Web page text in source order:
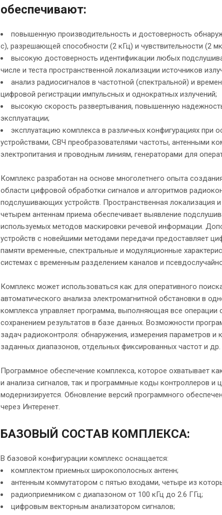
обеспечивают:
повышенную производительность и достоверность
с), разрешающей способности (2 кГц) и чувствительности (2
высокую достоверность идентификации любых
числе и теста пространственной локализации источников
анализ радиосигналов в частотной (спектральной) и
цифровой регистрации импульсных и однократных излучений;
высокую скорость развертывания, повышенную
эксплуатации;
эксплуатацию комплекса в различных конфигурациях
устройствами, СВЧ преобразователями частоты, антенными
электропитания и проводным линиям, генераторами для
Комплекс разработан на основе многолетнего опыта
области цифровой обработки сигналов и алгоритмов
подслушивающих устройств. Пространственная локализация
четырем антеннам приема обеспечивает выявление
используемых методов маскировки речевой информации.
устройств с новейшими методами передачи предоставляет
памяти временные, спектральные и модуляционные
системах с временным разделением каналов и
Комплекс может использоваться как для оперативного
автоматического анализа электромагнитной обстановки в
комплекса управляет программа, выполняющая все операции
сохранением результатов в базе данных. Возможности
задач радиоконтроля: обнаружения, измерения параметров
заданных диапазонов, отдельных фиксированных частот и др.
Программное обеспечение комплекса, которое охватывает
и анализа сигналов, так и программные коды контроллеров и
модернизируется. Обновление версий программного
через Интеренет.
БАЗОВЫЙ СОСТАВ КОМПЛЕКСА:
В базовой конфигурации комплекс оснащается:
комплектом приемных широкополосных антенн;
антенным коммутатором с пятью входами, четыре из
радиоприемником с диапазоном от 100 кГц до 2.6 ГГц;
цифровым векторным анализатором сигналов;